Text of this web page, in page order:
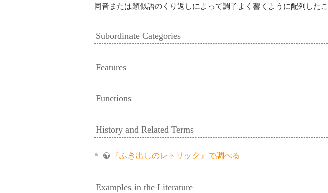
同音または類似語のくり返しによって調子よく響くように配列した
Subordinate Categories
Features
Functions
History and Related Terms
『ふき出しのレトリック』で調べる
Examples in the Literature